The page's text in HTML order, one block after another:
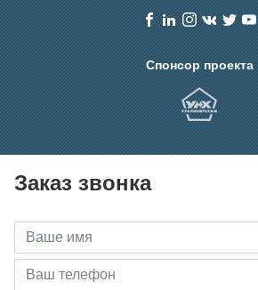
Спонсор проекта
Заказ звонка